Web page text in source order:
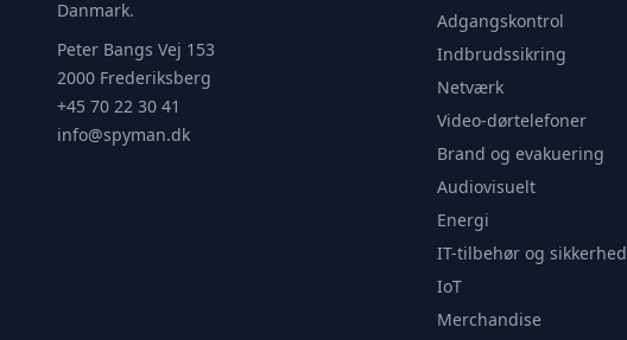
Danmark.
Peter Bangs Vej 153
2000 Frederiksberg
+45 70 22 30 41
info@spyman.dk
Adgangskontrol
Indbrudssikring
Netværk
Video-dørtelefoner
Brand og evakuering
Audiovisuelt
Energi
IT-tilbehør og sikkerhed
IoT
Merchandise